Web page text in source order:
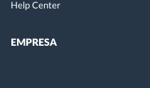
Help Center
EMPRESA